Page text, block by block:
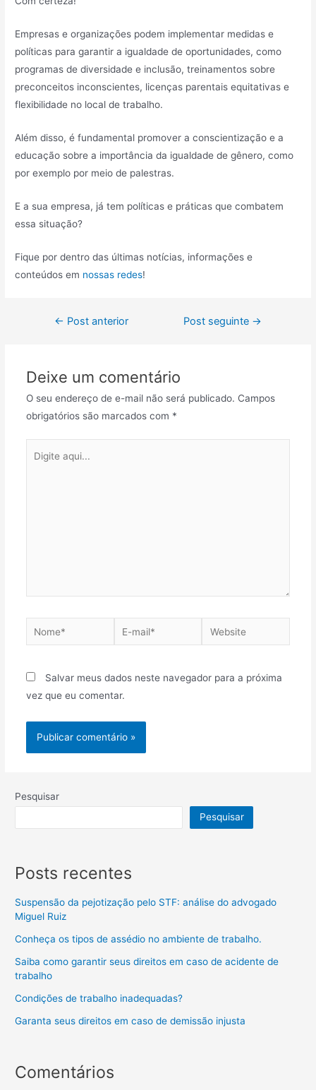
Empresas e organizações podem implementar medidas e
políticas para garantir a igualdade de oportunidades, como
programas de diversidade e inclusão, treinamentos sobre
preconceitos inconscientes, licenças parentais equitativas e
flexibilidade no local de trabalho.
Além disso, é fundamental promover a conscientização e a
educação sobre a importância da igualdade de gênero, como
por exemplo por meio de palestras.
E a sua empresa, já tem políticas e práticas que combatem
essa situação?
Fique por dentro das últimas notícias, informações e
conteúdos em nossas redes!
← Post anterior Post seguinte →
Deixe um comentário
O seu endereço de e-mail não será publicado. Campos
obrigatórios são marcados com *
Salvar meus dados neste navegador para a próxima
vez que eu comentar.
Pesquisar
Pesquisar
Posts recentes
Suspensão da pejotização pelo STF: análise do advogado
Miguel Ruiz
Conheça os tipos de assédio no ambiente de trabalho.
Saiba como garantir seus direitos em caso de acidente de
trabalho
Condições de trabalho inadequadas?
Garanta seus direitos em caso de demissão injusta
Comentários